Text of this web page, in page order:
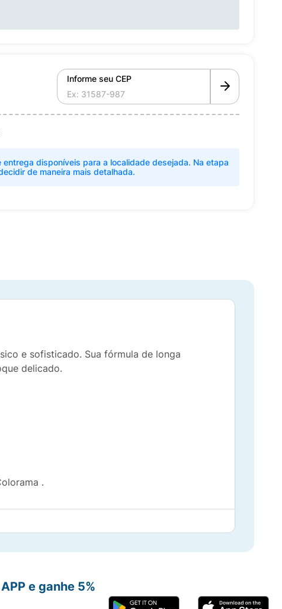
Informe seu CEP
disponíveis para a localidade desejada. Na etapa
de maneira mais detalhada.
e sofisticado. Sua fórmula de longa
delicado.
.
e ganhe 5%